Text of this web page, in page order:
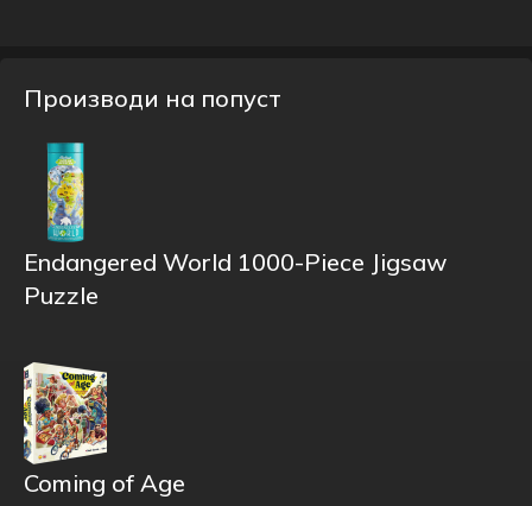
Производи на попуст
Endangered World 1000-Piece Jigsaw
Puzzle
Coming of Age